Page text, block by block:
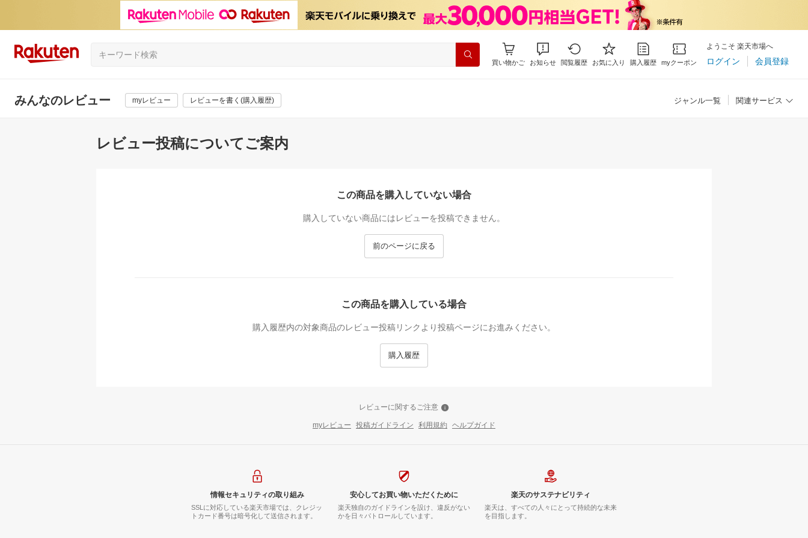
買い物かご お知らせ 閲覧履歴 お気に入り 購入履歴 myクーポン
ようこそ 楽天市場へ
ログイン 会員登録
みんなのレビュー myレビュー レビューを書く(購入履歴) ジャンル一覧 関連サービス
レビュー投稿についてご案内
この商品を購入していない場合
購入していない商品にはレビューを投稿できません。
前のページに戻る
この商品を購入している場合
購入履歴内の対象商品のレビュー投稿リンクより投稿ページにお進みください。
購入履歴
レビューに関するご注意
myレビュー 投稿ガイドライン 利用規約 ヘルプガイド
情報セキュリティの取り組み
SSLに対応している楽天市場では、クレジッ
トカード番号は暗号化して送信されます。
安心してお買い物いただくために
楽天独自のガイドラインを設け、違反がない
かを日々パトロールしています。
楽天のサステナビリティ
楽天は、すべての人々にとって持続的な未来
を目指します。